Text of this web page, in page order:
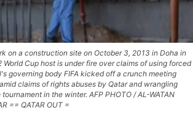
on a construction site on October 3, 2013 in Doha in
World Cup host is under fire over claims of using forced
governing body FIFA kicked off a crunch meeting
claims of rights abuses by Qatar and wrangling
in the winter. AFP PHOTO / AL-WATAN
== QATAR OUT =